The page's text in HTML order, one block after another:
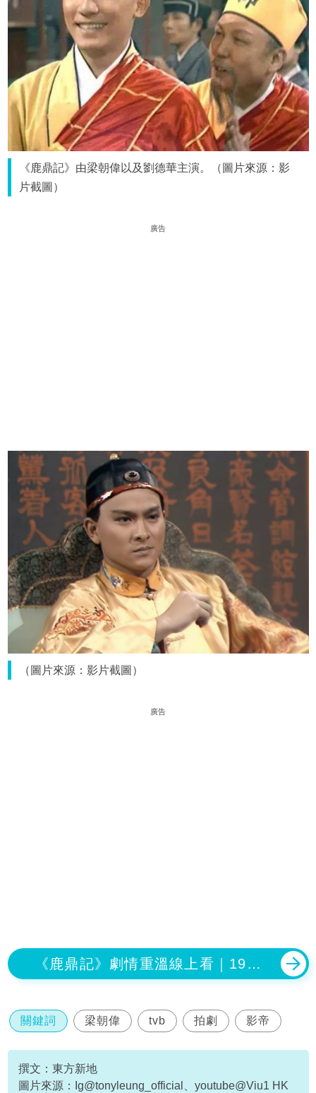
《鹿鼎記》由梁朝偉以及劉德華主演。（圖片來源：影
片截圖）
廣告
（圖片來源：影片截圖）
廣告
《鹿鼎記》劇情重溫線上看｜1984
年梁朝偉劉德華版韋小寶與康熙TVB
關鍵詞 梁朝偉 tvb 拍劇 影帝
撰文：東方新地
圖片來源：Ig@tonyleung_official、youtube@Viu1 HK